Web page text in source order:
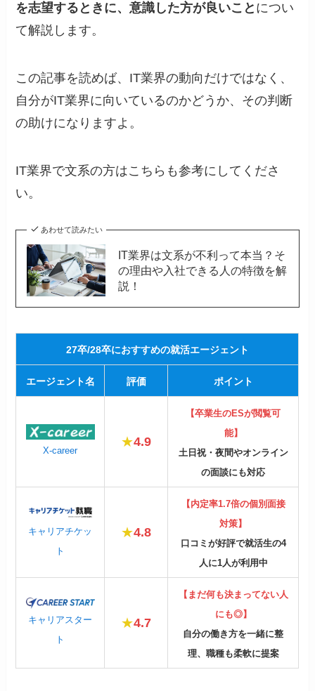
を志望するときに、意識した方が良いこと につい
て解説します。
この記事を読めば、IT業界の動向だけではなく、
自分がIT業界に向いているのかどうか、その判断
の助けになりますよ。
IT業界で文系の方はこちらも参考にしてくださ
い。
あわせて読みたい
IT業界は文系が不利って本当？そ
の理由や入社できる人の特徴を解
説！
27卒/28卒におすすめの就活エージェント
エージェント名 評価 ポイント
X-career
★4.9
【卒業生のESが閲覧可
能】
土日祝・夜間やオンライン
の面談にも対応
キャリアチケッ
ト
★4.8
【内定率1.7倍の個別面接
対策】
口コミが好評で就活生の4
人に1人が利用中
キャリアスター
ト
★4.7
【まだ何も決まってない人
にも◎】
自分の働き方を一緒に整
理、職種も柔軟に提案